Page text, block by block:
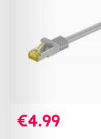
€4.99